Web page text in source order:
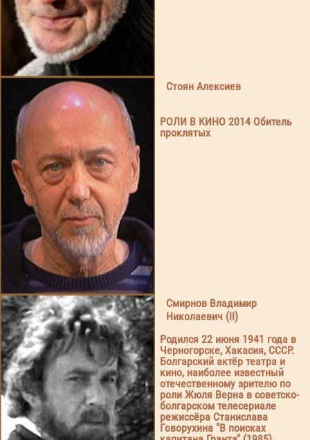
Стоян Алексиев
РОЛИ В КИНО 2014 Обитель
проклятых
Смирнов Владимир
Николаевич (II)
Родился 22 июня 1941 года в
Черногорске, Хакасия, СССР.
Болгарский актёр театра и
кино, наиболее известный
отечественному зрителю по
роли Жюля Верна в советско-
болгарском телесериале
режиссёра Станислава
Говорухина "В поисках